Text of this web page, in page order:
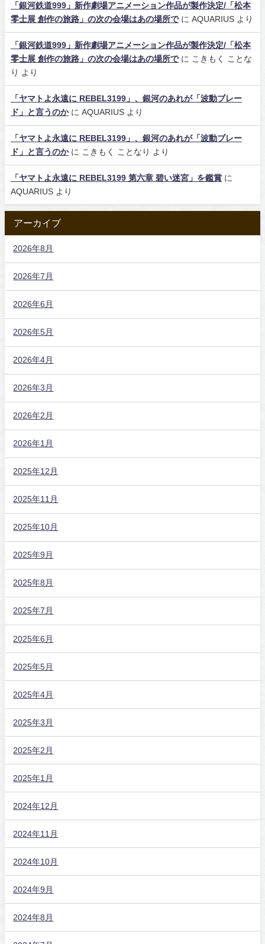
「銀河鉄道999」新作劇場アニメーション作品が製作決定/「松本
零士展 創作の旅路」の次の会場はあの場所でに AQUARIUS より
「銀河鉄道999」新作劇場アニメーション作品が製作決定/「松本
零士展 創作の旅路」の次の会場はあの場所でに
こきもく ことな
り
より
「ヤマトよ永遠に REBEL3199」、銀河のあれが「波動ブレー
ド」と言うのかに AQUARIUS より
「ヤマトよ永遠に REBEL3199」、銀河のあれが「波動ブレー
ド」と言うのかに こきもく ことなり より
「ヤマトよ永遠に REBEL3199 第六章 碧い迷宮」を鑑賞 に
AQUARIUS より
アーカイブ
2026年8月
2026年7月
2026年6月
2026年5月
2026年4月
2026年3月
2026年2月
2026年1月
2025年12月
2025年11月
2025年10月
2025年9月
2025年8月
2025年7月
2025年6月
2025年5月
2025年4月
2025年3月
2025年2月
2025年1月
2024年12月
2024年11月
2024年10月
2024年9月
2024年8月